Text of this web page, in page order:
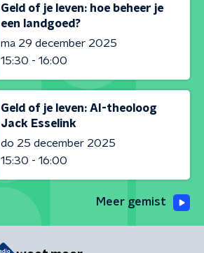
Geld of je leven: hoe beheer je
een landgoed?
ma 29 december 2025
15:30 - 16:00
Geld of je leven: AI-theoloog
Jack Esselink
do 25 december 2025
15:30 - 16:00
Meer gemist